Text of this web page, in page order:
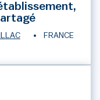
FRANCE